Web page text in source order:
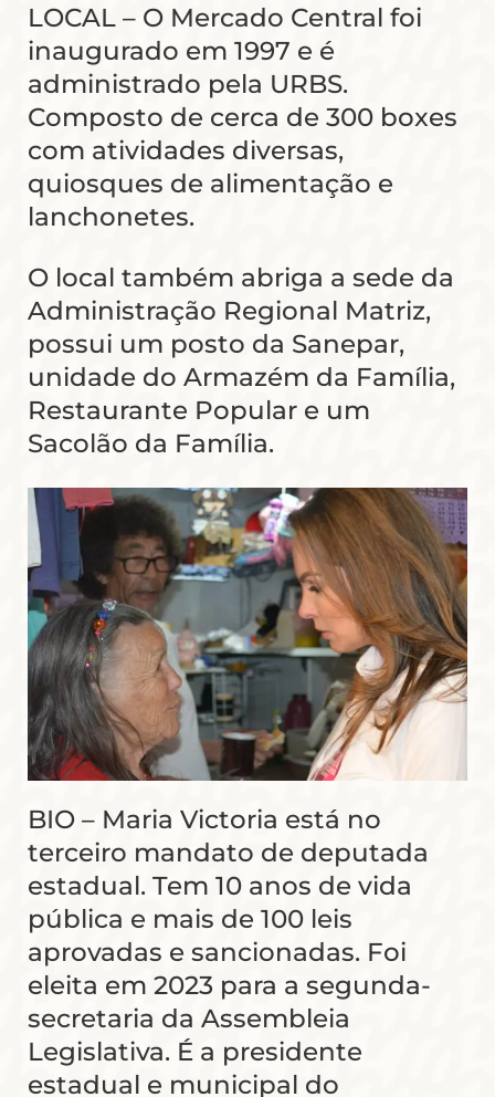
LOCAL – O Mercado Central foi
inaugurado em 1997 e é
administrado pela URBS.
Composto de cerca de 300 boxes
com atividades diversas,
quiosques de alimentação e
lanchonetes.
O local também abriga a sede da
Administração Regional Matriz,
possui um posto da Sanepar,
unidade do Armazém da Família,
Restaurante Popular e um
Sacolão da Família.
BIO – Maria Victoria está no
terceiro mandato de deputada
estadual. Tem 10 anos de vida
pública e mais de 100 leis
aprovadas e sancionadas. Foi
eleita em 2023 para a segunda-
secretaria da Assembleia
Legislativa. É a presidente
estadual e municipal do